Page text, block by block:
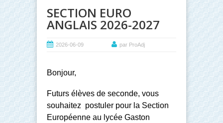
SECTION EURO
ANGLAIS 2026-2027
2026-06-09 par ProAdj
Bonjour,
Futurs élèves de seconde, vous
souhaitez postuler pour la Section
Européenne au lycée Gaston